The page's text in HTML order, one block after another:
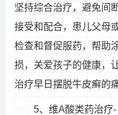
坚持综合治疗，避免间
接受和配合，患儿父母
检查和督促服药，帮助
损，关爱孩子的健康，
治疗早日摆脱牛皮癣的
5、维A酸类药治疗